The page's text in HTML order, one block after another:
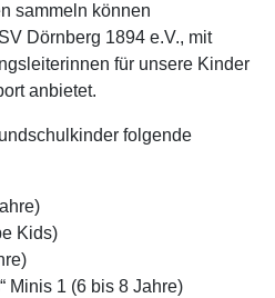
sammeln können
Dörnberg 1894 e.V., mit
für unsere Kinder
anbietet.
folgende
Kids)
Minis 1 (6 bis 8 Jahre)